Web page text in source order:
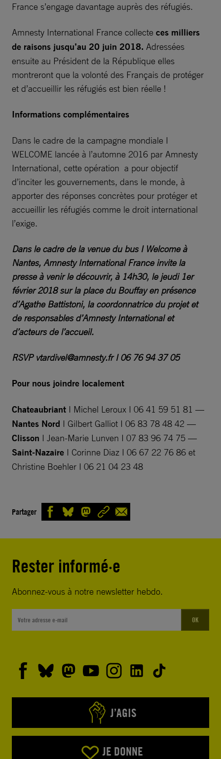
France s’engage davantage auprès des réfugiés.
Amnesty International France collecte ces milliers
de raisons jusqu’au 20 juin 2018. Adressées
ensuite au Président de la République elles
montreront que la volonté des Français de protéger
et d’accueillir les réfugiés est bien réelle !
Informations complémentaires
Dans le cadre de la campagne mondiale I
WELCOME lancée à l’automne 2016 par Amnesty
International, cette opération a pour objectif
d’inciter les gouvernements, dans le monde, à
apporter des réponses concrètes pour protéger et
accueillir les réfugiés comme le droit international
l’exige.
Dans le cadre de la venue du bus I Welcome à
Nantes, Amnesty International France invite la
presse à venir le découvrir, à 14h30, le jeudi 1er
février 2018 sur la place du Bouffay en présence
d’Agathe Battistoni, la coordonnatrice du projet et
de responsables d’Amnesty International et
d’acteurs de l’accueil.
RSVP vtardivel@amnesty.frI 06 76 94 37 05
Pour nous joindre localement
Chateaubriant I Michel Leroux I 06 41 59 51 81 —
Nantes Nord I Gilbert Galliot I 06 83 78 48 42 —
Clisson I Jean-Marie Lunven I 07 83 96 74 75 —
Saint-Nazaire I Corinne Diaz I 06 67 22 76 86 et
Christine Boehler I 06 21 04 23 48
Partager
Rester informé·e
Abonnez-vous à notre newsletter hebdo.
OK
J’AGIS
JE DONNE